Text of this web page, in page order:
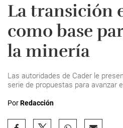
La transición
como base
la minería
Las autoridades de Cader le
serie de propuestas para avanzar
PorRedacción